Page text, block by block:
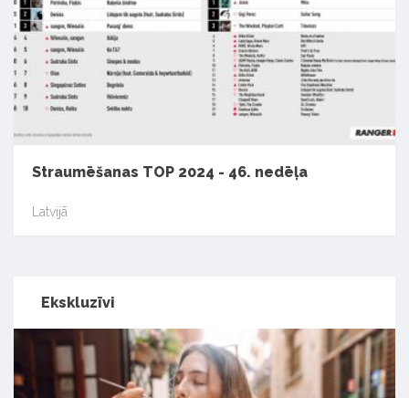
Straumēšanas TOP 2024 - 46. nedēļa
Latvijā
Ekskluzīvi